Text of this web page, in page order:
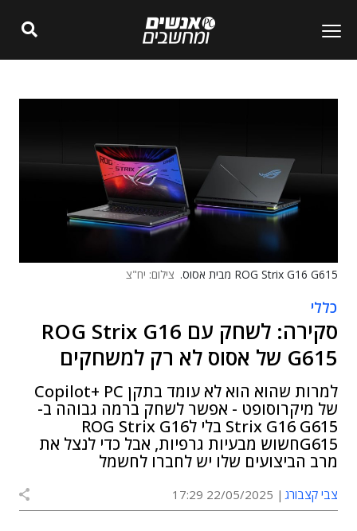
ROG Strix G16 G615 מבית אסוס. צילום: יח"צ
כללי
סקירה: לשחק עם ROG Strix G16
G615 של אסוס לא רק למשחקים
למרות שהוא הוא לא עומד בתקן Copilot+ PC
של מיקרוסופט - אפשר לשחק ברמה גבוהה ב-
Strix G16 G615 בלי לROG Strix G16
G615חשוש מבעיות גרפיות, אבל כדי לנצל את
מרב הביצועים שלו יש לחברו לחשמל
צבי קצבורג 22/05/2025 17:29